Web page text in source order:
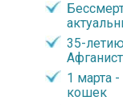
35-
1 марта
кошек